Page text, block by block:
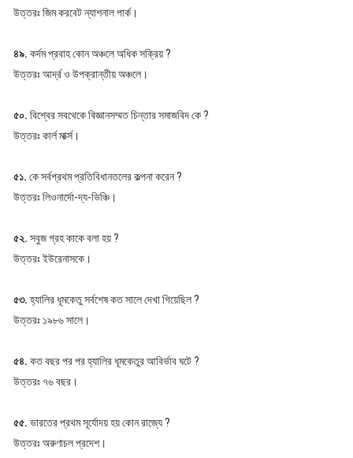
উত্তরঃ জিম করবেট ন্যাশনাল পার্ক।
৪৯. কর্দম প্রবাহ কোন অঞ্চলে অধিক সক্রিয় ?
উত্তরঃ আর্দ্র ও উপক্রান্তীয় অঞ্চলে।
৫০. বিশ্বের সবথেকে বিজ্ঞানসম্মত চিন্তার সমাজবিদ কে ?
উত্তরঃ কার্ল মার্ক্স।
৫১. কে সর্বপ্রথম প্রতিবিধানতলের কল্পনা করেন ?
উত্তরঃ লিওনার্দো-দ্য-ভিঞ্চি।
৫২. সবুজ গ্রহ কাকে বলা হয় ?
উত্তরঃ ইউরেনাসকে।
৫৩.হ্যালির ধূমকেতু সর্বশেষ কত সালে দেখা গিয়েছিল ?
উত্তরঃ ১৯৮৬ সালে।
৫৪. কত বছর পর পর হ্যালির ধূমকেতুর আবির্ভাব ঘটে ?
উত্তরঃ ৭৬ বছর।
৫৫. ভারতের প্রথম সূর্যোদয় হয় কোন রাজ্যে ?
উত্তরঃ অরুণাচল প্রদেশ।